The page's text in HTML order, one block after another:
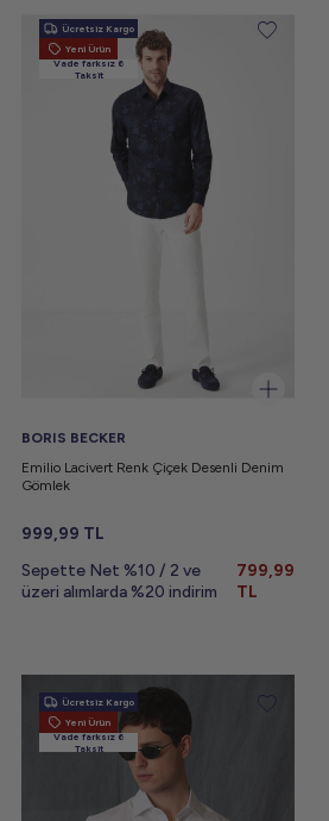
Ücretsiz Kargo
Yeni Ürün
Vade farksız 6
Taksit
BORIS BECKER
Emilio Lacivert Renk Çiçek Desenli Denim
Gömlek
999,99 TL
Sepette Net %10 / 2 ve
üzeri alımlarda %20 indirim
799,99
TL
Ücretsiz Kargo
Yeni Ürün
Vade farksız 6
Taksit